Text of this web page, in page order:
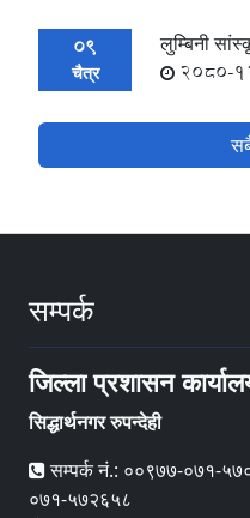
09
चैत्र
लुम्बिनी
2080-
सम्पर्क
जिल्ला प्रशासन
सिद्धार्थनगर रुपन्देही
सम्पर्क नं.: ००९७७-०७१-
०७१-५७२६५८